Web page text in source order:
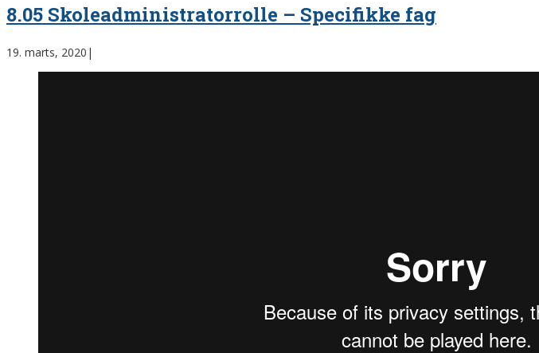
8.05 Skoleadministratorrolle – Specifikke fag
19. marts, 2020 |